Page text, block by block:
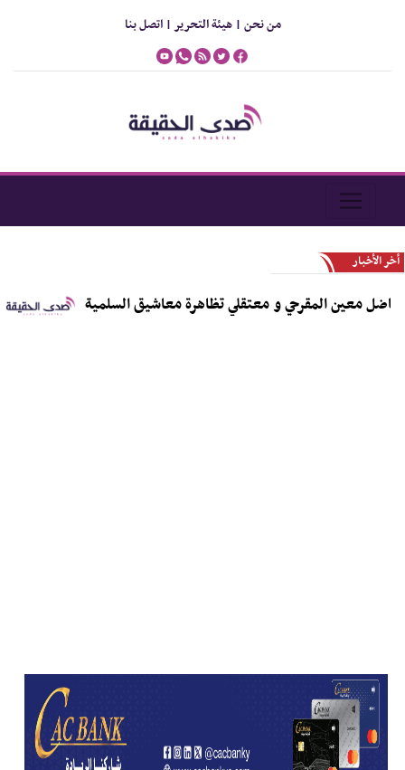
من نحن |هيئة التحرير |اتصل بنا
أخر الأخبار
معين المقرحي و معتقلي تظاهرة معاشيق السلمية